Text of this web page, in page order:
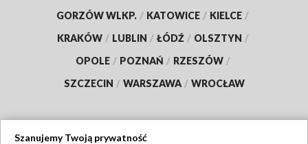
GORZÓW WLKP. / KATOWICE / KIELCE /
KRAKÓW / LUBLIN / ŁÓDŹ / OLSZTYN /
OPOLE / POZNAŃ / RZESZÓW /
SZCZECIN / WARSZAWA / WROCŁAW
Szanujemy Twoją prywatność